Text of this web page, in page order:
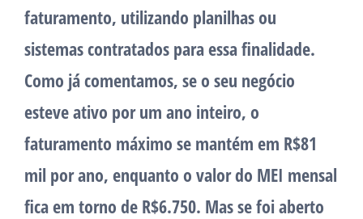
faturamento, utilizando planilhas ou
sistemas contratados para essa finalidade.
Como já comentamos, se o seu negócio
esteve ativo por um ano inteiro, o
faturamento máximo se mantém em R$81
mil por ano, enquanto o valor do MEI mensal
fica em torno de R$6.750. Mas se foi aberto